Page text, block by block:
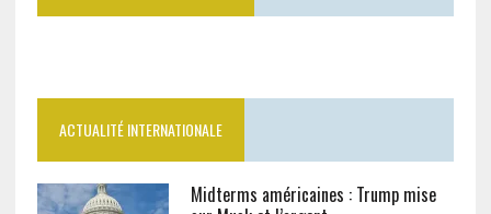
ACTUALITÉ INTERNATIONALE
Midterms américaines : Trump mise